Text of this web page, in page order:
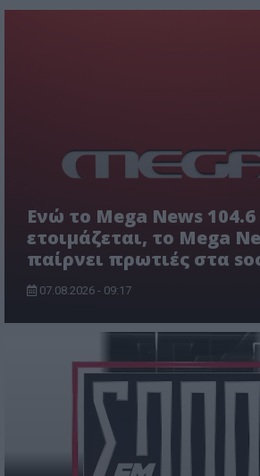
Ενώ το Mega News 104.6
ετοιμάζεται, το Mega
παίρνει πρωτιές στα
07.08.2026 - 09:17